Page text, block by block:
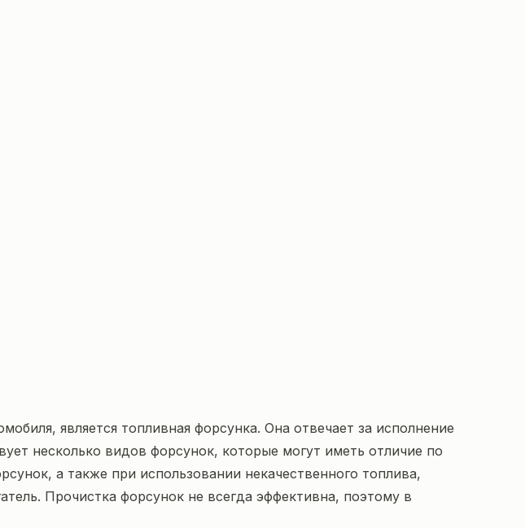
является топливная форсунка. Она отвечает за исполнение
несколько видов форсунок, которые могут иметь отличие по
а также при использовании некачественного топлива,
Прочистка форсунок не всегда эффективна, поэтому в